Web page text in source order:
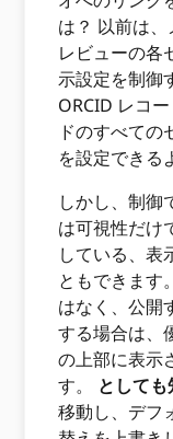
は？ 以前は
レビューの各
示設定を制御
ORCID レコ
ドのすべて
を設定できる
しかし、制御
は可視性だけ
している、表
ともできます
はなく、公開
する場合は、
の上部に表示
す。 として
移動し、デフ